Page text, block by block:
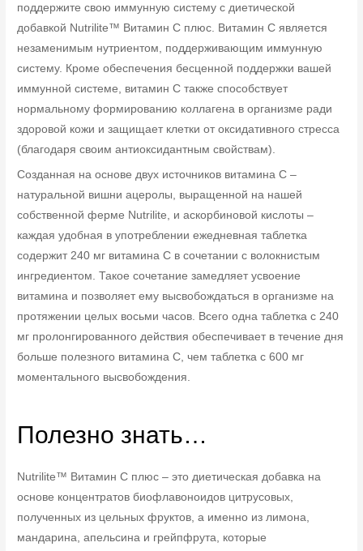
поддержите свою иммунную систему с диетической
добавкой Nutrilite™ Витамин C плюс. Витамин C является
незаменимым нутриентом, поддерживающим иммунную
систему. Кроме обеспечения бесценной поддержки вашей
иммунной системе, витамин C также способствует
нормальному формированию коллагена в организме ради
здоровой кожи и защищает клетки от оксидативного стресса
(благодаря своим антиоксидантным свойствам).
Созданная на основе двух источников витамина C –
натуральной вишни ацеролы, выращенной на нашей
собственной ферме Nutrilite, и аскорбиновой кислоты –
каждая удобная в употреблении ежедневная таблетка
содержит 240 мг витамина C в сочетании с волокнистым
ингредиентом. Такое сочетание замедляет усвоение
витамина и позволяет ему высвобождаться в организме на
протяжении целых восьми часов. Всего одна таблетка с 240
мг пролонгированного действия обеспечивает в течение дня
больше полезного витамина C, чем таблетка с 600 мг
моментального высвобождения.
Полезно знать…
Nutrilite™ Витамин C плюс – это диетическая добавка на
основе концентратов биофлавоноидов цитрусовых,
полученных из цельных фруктов, а именно из лимона,
мандарина, апельсина и грейпфрута, которые